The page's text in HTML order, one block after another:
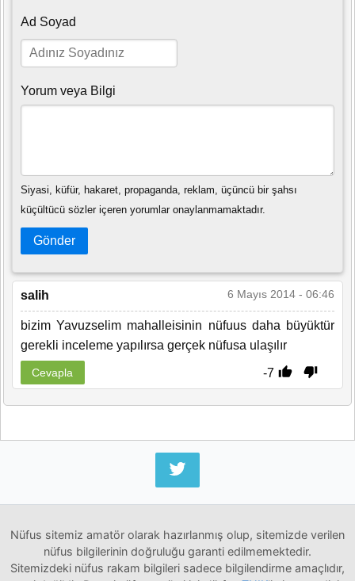
Ad Soyad
Yorum veya Bilgi
Siyasi, küfür, hakaret, propaganda, reklam, üçüncü bir şahsı
küçültücü sözler içeren yorumlar onaylanmamaktadır.
Gönder
salih 6 Mayıs 2014 - 06:46
bizim Yavuzselim mahalleisinin nüfuus daha büyüktür
gerekli inceleme yapılırsa gerçek nüfusa ulaşılır
-7
Cevapla
Nüfus sitemiz amatör olarak hazırlanmış olup, sitemizde verilen
nüfus bilgilerinin doğruluğu garanti edilmemektedir.
Sitemizdeki nüfus rakam bilgileri sadece bilgilendirme amaçlıdır,